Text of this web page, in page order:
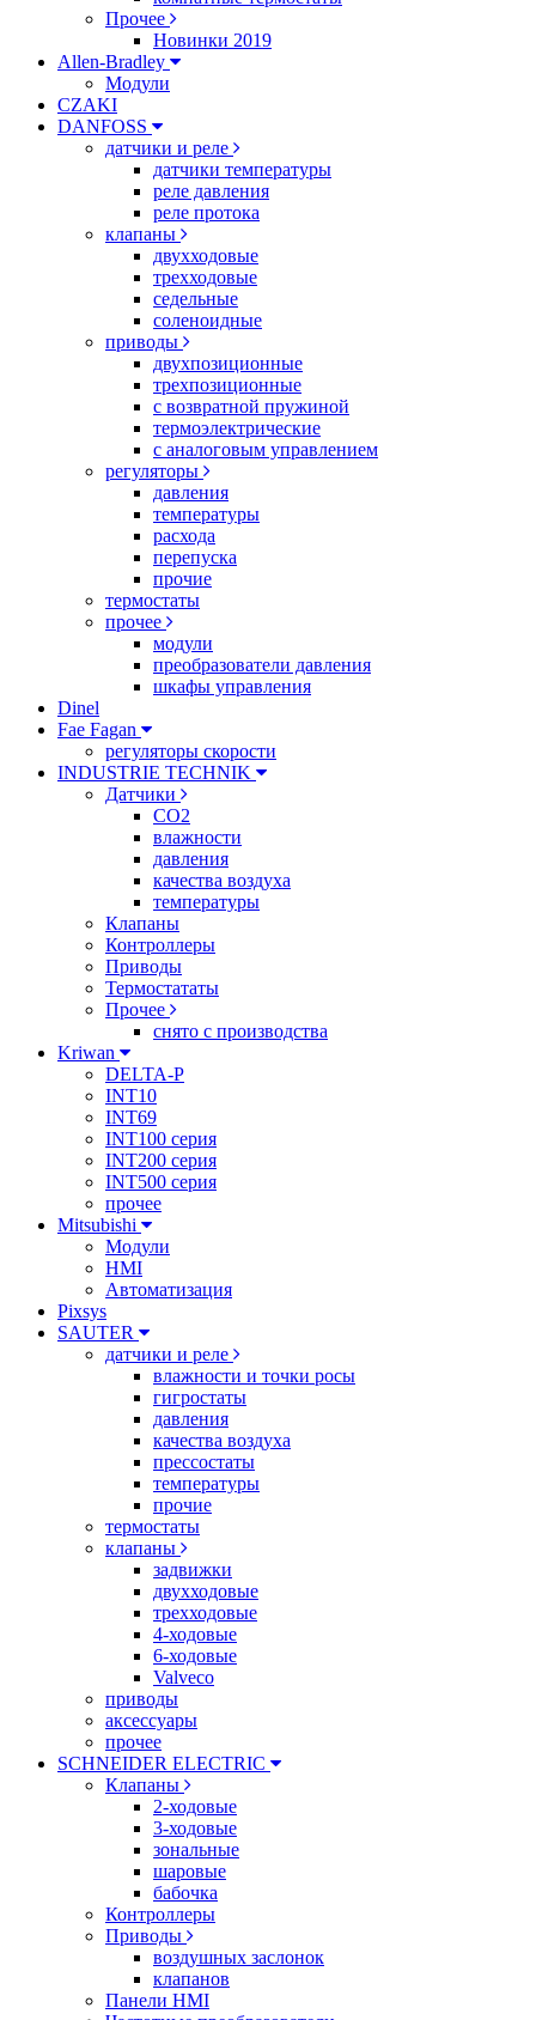
Прочее
Новинки 2019
Allen-Bradley
Модули
CZAKI
DANFOSS
датчики и реле
датчики температуры
реле давления
реле протока
клапаны
двухходовые
трехходовые
седельные
соленоидные
приводы
двухпозиционные
трехпозиционные
с возвратной пружиной
термоэлектрические
с аналоговым управлением
регуляторы
давления
температуры
расхода
перепуска
прочие
термостаты
прочее
модули
преобразователи давления
шкафы управления
Dinel
Fae Fagan
регуляторы скорости
INDUSTRIE TECHNIK
Датчики
CO2
влажности
давления
качества воздуха
температуры
Клапаны
Контроллеры
Приводы
Термостататы
Прочее
снято с производства
Kriwan
DELTA-P
INT10
INT69
INT100 серия
INT200 серия
INT500 серия
прочее
Mitsubishi
Модули
HMI
Автоматизация
Pixsys
SAUTER
датчики и реле
влажности и точки росы
гигростаты
давления
качества воздуха
прессостаты
температуры
прочие
термостаты
клапаны
задвижки
двухходовые
трехходовые
4-ходовые
6-ходовые
Valveco
приводы
аксессуары
прочее
SCHNEIDER ELECTRIC
Клапаны
2-ходовые
3-ходовые
зональные
шаровые
бабочка
Контроллеры
Приводы
воздушных заслонок
клапанов
Панели HMI